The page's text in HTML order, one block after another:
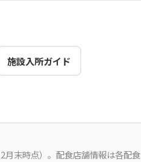
施設入所ガイド
末時点）。配食店舗情報は各配食